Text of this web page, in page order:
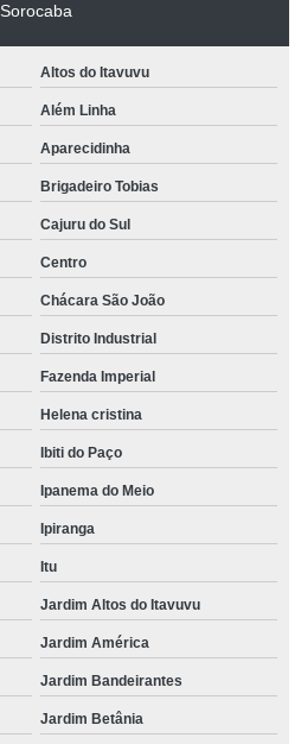
Sorocaba
Altos do Itavuvu
Além Linha
Aparecidinha
Brigadeiro Tobias
Cajuru do Sul
Centro
Chácara São João
Distrito Industrial
Fazenda Imperial
Helena cristina
Ibiti do Paço
Ipanema do Meio
Ipiranga
Itu
Jardim Altos do Itavuvu
Jardim América
Jardim Bandeirantes
Jardim Betânia